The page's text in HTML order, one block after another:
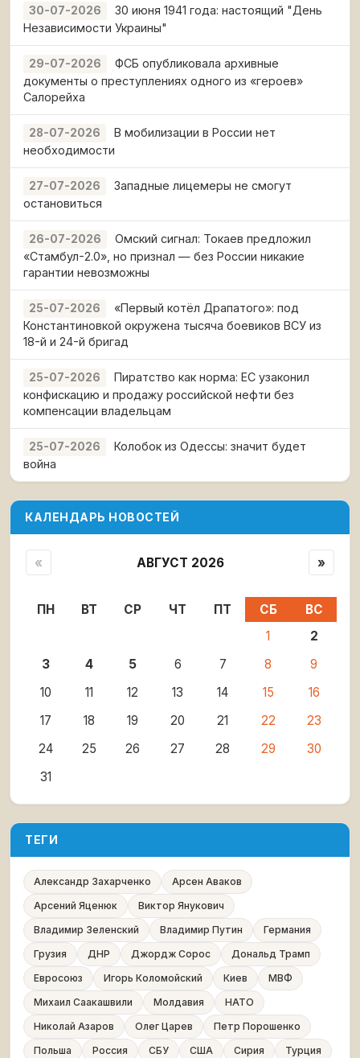
30-07-2026
30 июня 1941 года: настоящий "День
Независимости Украины"
29-07-2026
ФСБ опубликовала архивные
документы о преступлениях одного из «героев»
Салорейха
28-07-2026
В мобилизации в России нет
необходимости
27-07-2026
Западные лицемеры не смогут
остановиться
26-07-2026
Омский сигнал: Токаев предложил
«Стамбул-2.0», но признал — без России никакие
гарантии невозможны
25-07-2026
«Первый котёл Драпатого»: под
Константиновкой окружена тысяча боевиков ВСУ из
18-й и 24-й бригад
25-07-2026
Пиратство как норма: ЕС узаконил
конфискацию и продажу российской нефти без
компенсации владельцам
25-07-2026
Колобок из Одессы: значит будет
война
КАЛЕНДАРЬ НОВОСТЕЙ
« АВГУСТ 2026 »
ПН ВТ СР ЧТ ПТ СБ
ВС
1
2
3
4 5 6 7 8
9
10
11 12 13 14 15
16
17
18 19 20 21 22
23
24
25 26 27 28 29
30
31
ТЕГИ
Александр Захарченко
Арсен Аваков
Арсений Яценюк
Виктор Янукович
Владимир Зеленский
Владимир Путин
Германия
Грузия
ДНР Джордж Сорос
Дональд Трамп
Евросоюз
Игорь Коломойский Киев
МВФ
Михаил Саакашвили
Молдавия
НАТО
Николай Азаров
Олег Царев
Петр Порошенко
Польша
Россия СБУ США Сирия
Турция